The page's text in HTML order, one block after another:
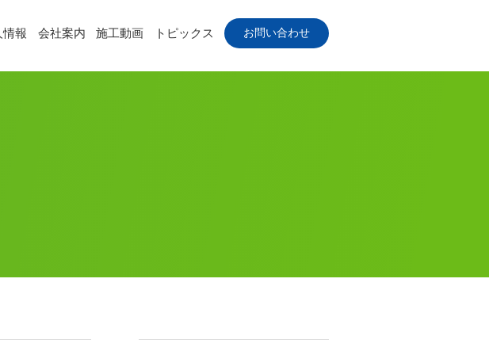
情報 会社案内 施工動画 トピックス お問い合わせ